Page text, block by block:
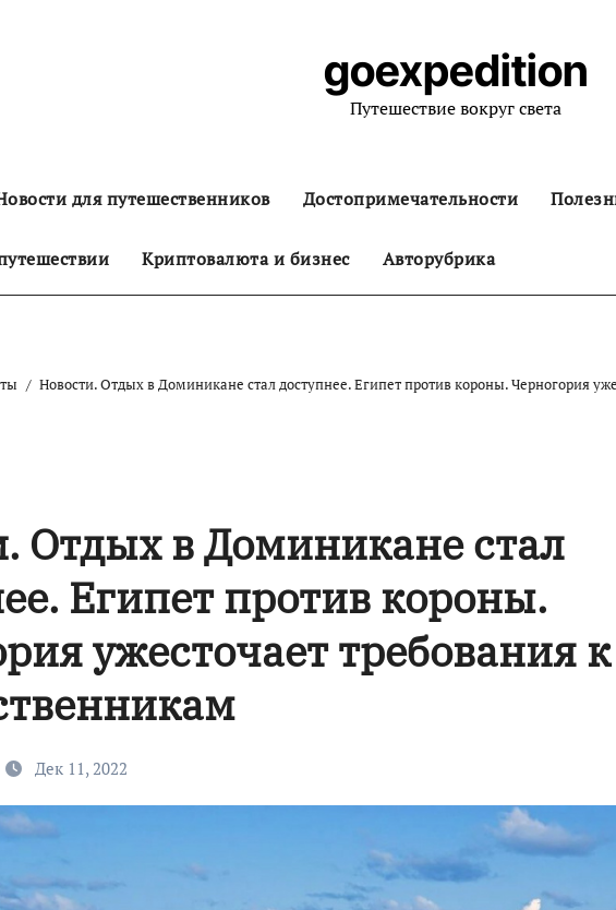
goexpedition
Путешествие вокруг света
для путешественников Достопримечательности
Криптовалюта и бизнес Авторубрика
Новости. Отдых в Доминикане стал доступнее. Египет против короны. Черногория
Отдых в Доминикане стал
Египет против короны.
ужесточает требования к
Дек 11, 2022